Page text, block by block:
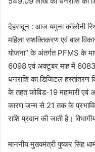
देहरादून : आज यमुना कॉलोनी
महिला सशक्तिकरण एवं बाल
योजना” के अंतर्गत PFMS के
6098 एवं अक्टूबर माह में
धनराशि का डिजिटल हस्तांतरण
के तहत कोविड-19 महामारी एवं
कारण जन्म से 21 तक के
राशि प्रदान की जाती है।
माननीय मुख्यमंत्री पुष्कर सिंह